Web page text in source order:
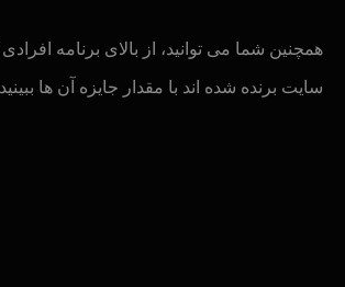
همچنین شما می توانید، از بالای برنامه
سایت برنده شده اند با مقدار جایزه آن ها